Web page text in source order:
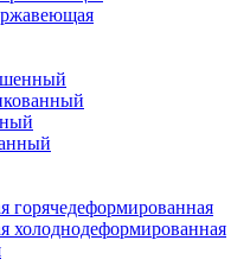
горячедеформированная
холоднодеформированная